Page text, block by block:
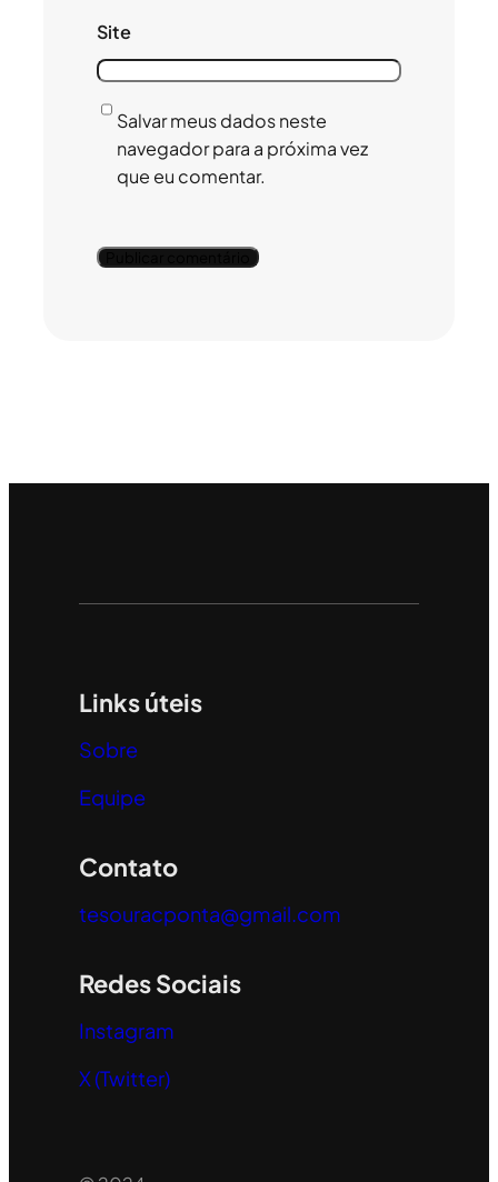
Site
Salvar meus dados neste
navegador para a próxima vez
que eu comentar.
Links úteis
Sobre
Equipe
Contato
tesouracponta@gmail.com
Redes Sociais
Instagram
X (Twitter)